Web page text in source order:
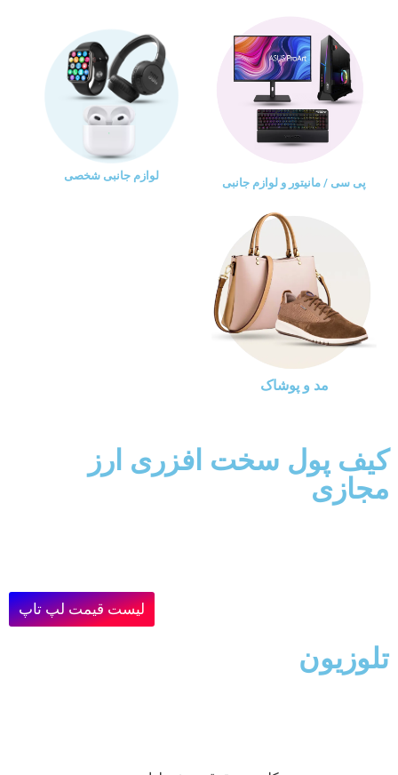
پی سی / مانیتور و لوازم جانبی
لوازم جانبی شخصی
مد و پوشاک
کیف پول سخت افزری ارز
مجازی
لیست قیمت لپ تاپ
تلوزیون